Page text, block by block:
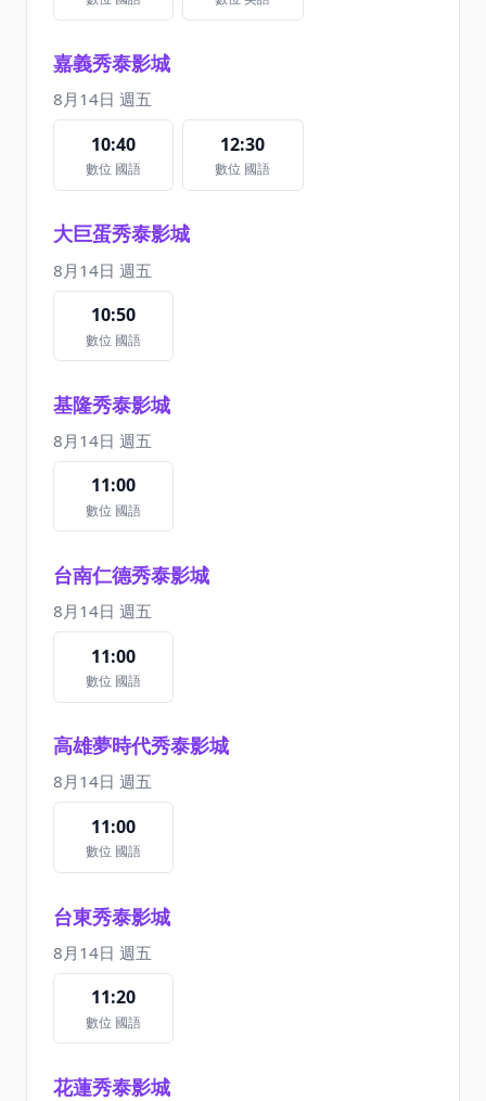
嘉義秀泰影城
8月14日 週五
10:40
數位 國語
12:30
數位 國語
大巨蛋秀泰影城
8月14日 週五
10:50
數位 國語
基隆秀泰影城
8月14日 週五
11:00
數位 國語
台南仁德秀泰影城
8月14日 週五
11:00
數位 國語
高雄夢時代秀泰影城
8月14日 週五
11:00
數位 國語
台東秀泰影城
8月14日 週五
11:20
數位 國語
花蓮秀泰影城